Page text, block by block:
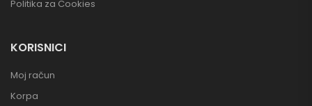
Politika za Cookies
KORISNICI
Moj račun
Korpa